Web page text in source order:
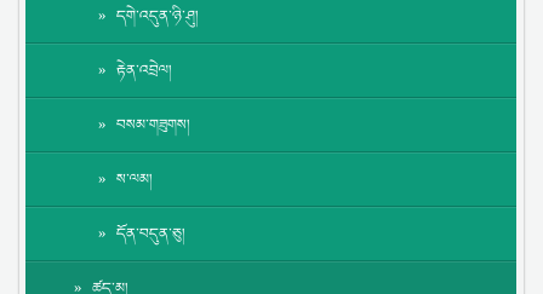
དགེ་འདུན་ཉི་ཤུ།
རྟེན་འབྲེལ།
བསམ་གཟུགས།
ས་ལམ།
དོན་བདུན་ཅུ།
ཚད་མ།